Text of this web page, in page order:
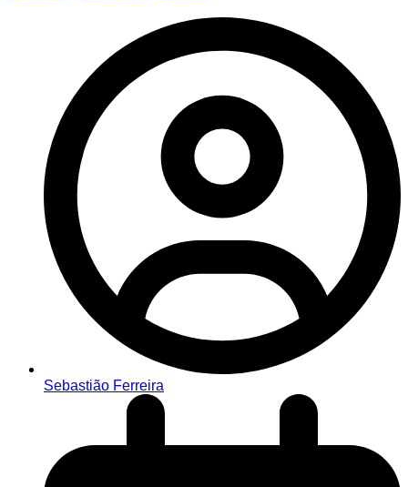
Sebastião Ferreira